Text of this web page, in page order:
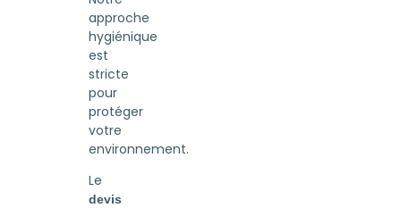
approche
hygiénique
est
stricte
pour
protéger
votre
environnement.
Le
devis